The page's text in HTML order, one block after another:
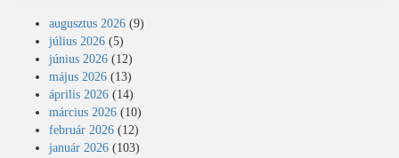
augusztus 2026 (9)
július 2026 (5)
június 2026 (12)
május 2026 (13)
április 2026 (14)
március 2026 (10)
február 2026 (12)
január 2026 (103)